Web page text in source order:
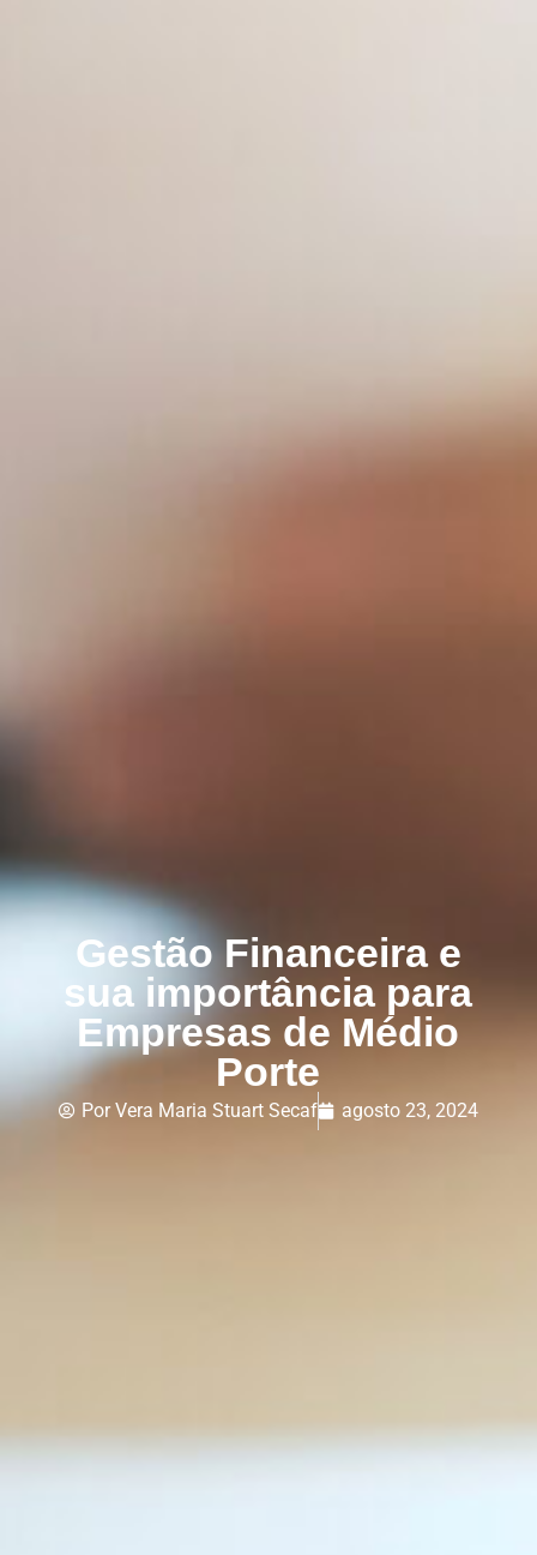
Gestão Financeira e
sua importância para
Empresas de Médio
Porte
PorVera Maria Stuart Secaf agosto 23, 2024